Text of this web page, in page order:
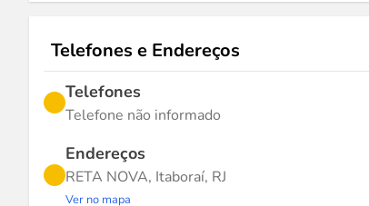
Telefones e Endereços
Telefones
Telefone não informado
Endereços
RETA NOVA, Itaboraí, RJ
Ver no mapa